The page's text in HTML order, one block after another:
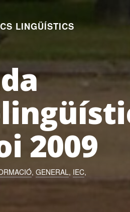
LINGÜÍSTICS
2009
, GENERAL, IEC,